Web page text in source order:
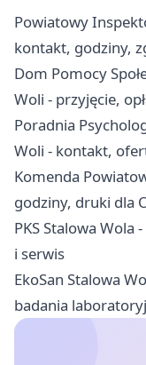
Powiatowy
kontakt, godziny,
Dom Pomocy
Woli - przyjęcie,
Poradnia
Woli - kontakt,
Komenda
godziny, druki dla
PKS Stalowa Wola
i serwis
EkoSan Stalowa
badania